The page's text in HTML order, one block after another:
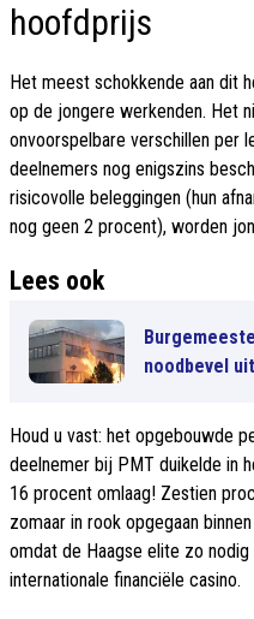
hoofdprijs
Het meest schokkende aan dit
op de jongere werkenden. Het
onvoorspelbare verschillen per
deelnemers nog enigszins
risicovolle beleggingen (hun
nog geen 2 procent), worden
Lees ook
noodbevel
Houd u vast: het opgebouwde
deelnemer bij PMT duikelde in
16 procent omlaag! Zestien
zomaar in rook opgegaan
omdat de Haagse elite zo
internationale financiële casino.